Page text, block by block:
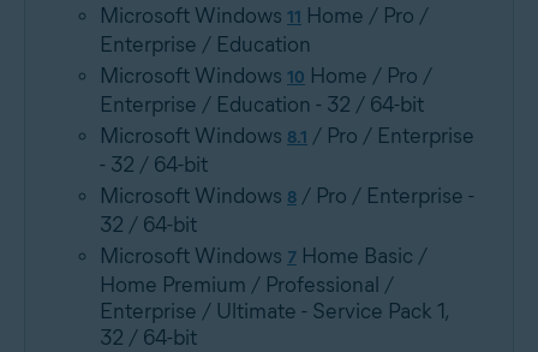
Microsoft Windows 11 Home / Pro /
Enterprise / Education
Microsoft Windows 10 Home / Pro /
Enterprise / Education - 32 / 64-bit
Microsoft Windows 8.1 / Pro / Enterprise
- 32 / 64-bit
Microsoft Windows 8 / Pro / Enterprise -
32 / 64-bit
Microsoft Windows 7 Home Basic /
Home Premium / Professional /
Enterprise / Ultimate - Service Pack 1,
32 / 64-bit